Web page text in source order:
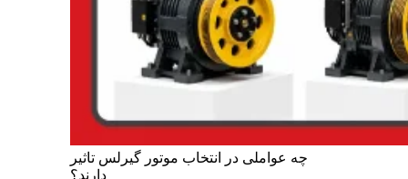
چه عواملی در انتخاب موتور گیرلس تاثیر
دارند؟